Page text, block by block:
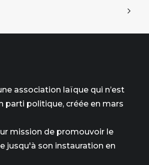
association laïque qui n’est
parti politique, créée en mars
mission de promouvoir le
jusqu'à son instauration en